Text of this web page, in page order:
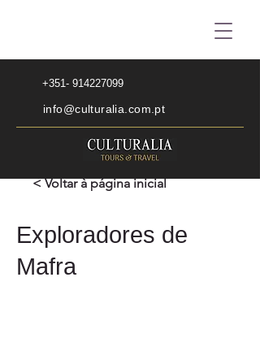
+351- 914227099
info@culturalia.com.pt
< Voltar à página inicial
Exploradores de
Mafra